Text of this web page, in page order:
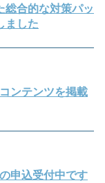
総合的な対策パッ
ました
ンテンツを掲載
申込受付中です